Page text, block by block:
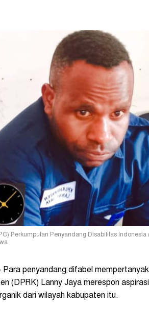
Perkumpulan Penyandang Disabilitas Indonesia
penyandang difabel
(DPRK) Lanny Jaya merespon
dari wilayah kabupaten itu.